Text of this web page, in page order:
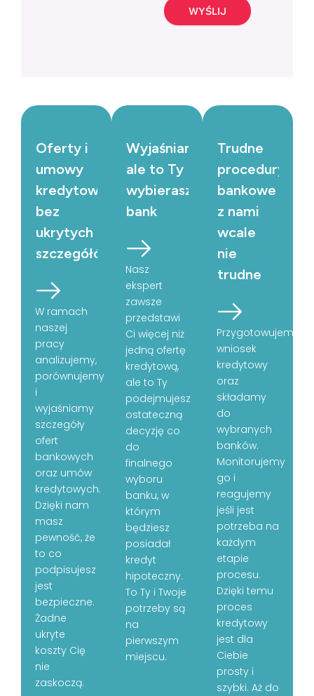
WYŚLIJ
Oferty i
umowy
kredytowe
bez
ukrytych
szczegółów
W ramach
naszej
pracy
analizujemy,
porównujemy
i
wyjaśniamy
szczegóły
ofert
bankowych
oraz umów
kredytowych.
Dzięki nam
masz
pewność, że
to co
podpisujesz
jest
bezpieczne.
Żadne
ukryte
koszty Cię
nie
zaskoczą.
Wyjaśniamy,
ale to Ty
wybierasz
bank
Nasz
ekspert
zawsze
przedstawi
Ci więcej niż
jedną ofertę
kredytową,
ale to Ty
podejmujesz
ostateczną
decyzję co
do
finalnego
wyboru
banku, w
którym
będziesz
posiadał
kredyt
hipoteczny.
To Ty i Twoje
potrzeby są
na
pierwszym
miejscu.
Trudne
procedury
bankowe
z nami
wcale
nie
trudne
Przygotowujemy
wniosek
kredytowy
oraz
składamy
do
wybranych
banków.
Monitorujemy
go i
reagujemy
jeśli jest
potrzeba na
każdym
etapie
procesu.
Dzięki temu
proces
kredytowy
jest dla
Ciebie
prosty i
szybki. Aż do